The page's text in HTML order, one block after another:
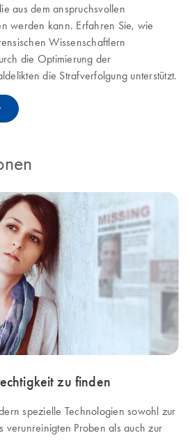
aus dem anspruchsvollen
werden kann. Erfahren Sie, wie
Wissenschaftlern
die Optimierung der
die Strafverfolgung unterstützt.
zu finden
spezielle Technologien sowohl zur
Proben als auch zur